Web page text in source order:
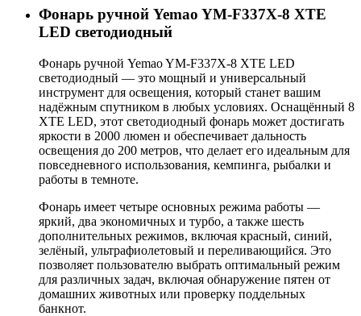
Фонарь ручной Yemao YM-F337X-8 XTE
LED светодиодный
Фонарь ручной Yemao YM-F337X-8 XTE LED
светодиодный — это мощный и универсальный
инструмент для освещения, который станет вашим
надёжным спутником в любых условиях. Оснащённый 8
XTE LED, этот светодиодный фонарь может достигать
яркости в 2000 люмен и обеспечивает дальность
освещения до 200 метров, что делает его идеальным для
повседневного использования, кемпинга, рыбалки и
работы в темноте.
Фонарь имеет четыре основных режима работы —
яркий, два экономичных и турбо, а также шесть
дополнительных режимов, включая красный, синий,
зелёный, ультрафиолетовый и переливающийся. Это
позволяет пользователю выбрать оптимальный режим
для различных задач, включая обнаружение пятен от
домашних животных или проверку поддельных
банкнот.